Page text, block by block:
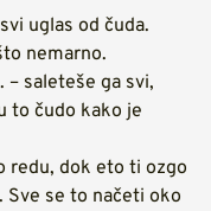
uglas od čuda.
nemarno.
saleteše ga svi,
to čudo kako je
redu, dok eto ti ozgo
Sve se to načeti oko